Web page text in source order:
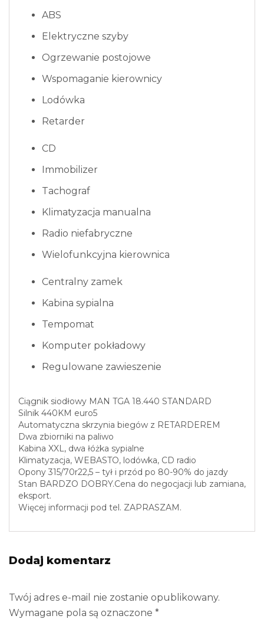
ABS
Elektryczne szyby
Ogrzewanie postojowe
Wspomaganie kierownicy
Lodówka
Retarder
CD
Immobilizer
Tachograf
Klimatyzacja manualna
Radio niefabryczne
Wielofunkcyjna kierownica
Centralny zamek
Kabina sypialna
Tempomat
Komputer pokładowy
Regulowane zawieszenie
Ciągnik siodłowy MAN TGA 18.440 STANDARD
Silnik 440KM euro5
Automatyczna skrzynia biegów z RETARDEREM
Dwa zbiorniki na paliwo
Kabina XXL, dwa łóżka sypialne
Klimatyzacja, WEBASTO, lodówka, CD radio
Opony 315/70r22,5 – tył i przód po 80-90% do jazdy
Stan BARDZO DOBRY.Cena do negocjacji lub zamiana,
eksport.
Więcej informacji pod tel. ZAPRASZAM.
Dodaj komentarz
Twój adres e-mail nie zostanie opublikowany.
Wymagane pola są oznaczone *